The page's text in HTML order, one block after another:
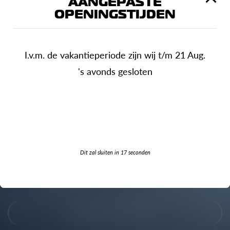
OPENINGSTIJDEN
I.v.m. de vakantieperiode zijn wij t/m 21 Aug.
's avonds gesloten
Dit zal sluiten in 17seconden